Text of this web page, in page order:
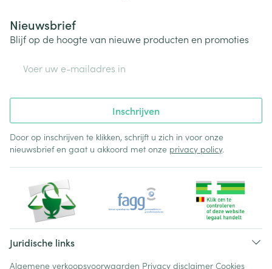
Nieuwsbrief
Blijf op de hoogte van nieuwe producten en promoties
Inschrijven
Door op inschrijven te klikken, schrijft u zich in voor onze
nieuwsbrief en gaat u akkoord met onze privacy policy.
Juridische links
Algemene verkoopsvoorwaarden Privacy disclaimer Cookies